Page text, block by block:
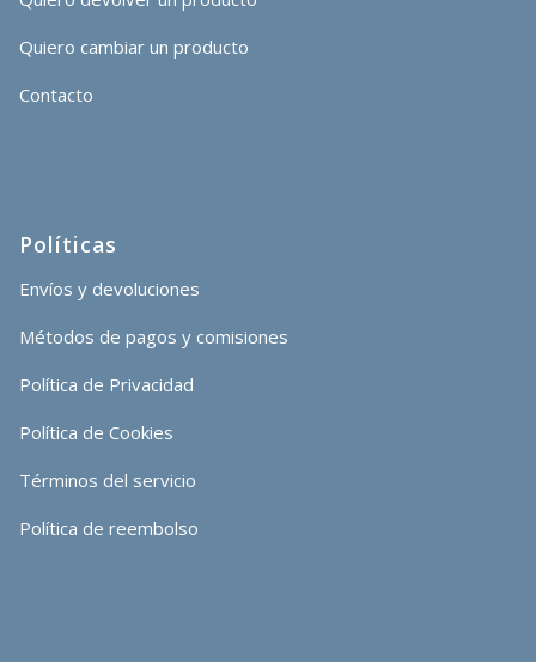
Quiero cambiar un producto
Contacto
Políticas
Envíos y devoluciones
Métodos de pagos y comisiones
Política de Privacidad
Política de Cookies
Términos del servicio
Política de reembolso